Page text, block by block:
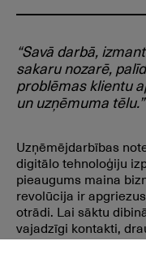
“Savā darbā,
sakaru nozarē,
problēmas klientu
un uzņēmuma tēlu.”
Uzņēmējdarbības
digitālo tehnoloģiju
pieaugums maina
revolūcija ir
otrādi. Lai sāktu
vajadzīgi kontakti,
nekādas nozīmes, kā